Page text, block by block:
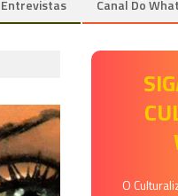
Entrevistas Canal Do
O